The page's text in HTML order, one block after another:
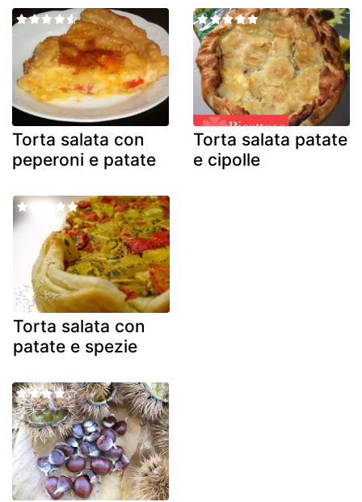
Torta salata con
peperoni e patate
Torta salata patate
e cipolle
Torta salata con
patate e spezie